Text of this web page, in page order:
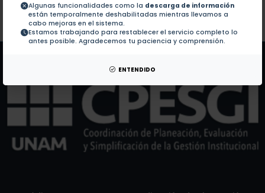
Algunas funcionalidades como la descarga de información
están temporalmente deshabilitadas mientras llevamos a
cabo mejoras en el sistema.
Estamos trabajando para restablecer el servicio completo lo
antes posible. Agradecemos tu paciencia y comprensión.
ENTENDIDO
Colaboraciones en Tesis: No hay tesis de este autor.
Patentes: No hay patentes de este autor.